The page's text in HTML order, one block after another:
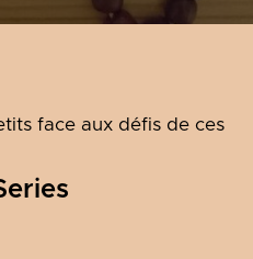
face aux défis de ces